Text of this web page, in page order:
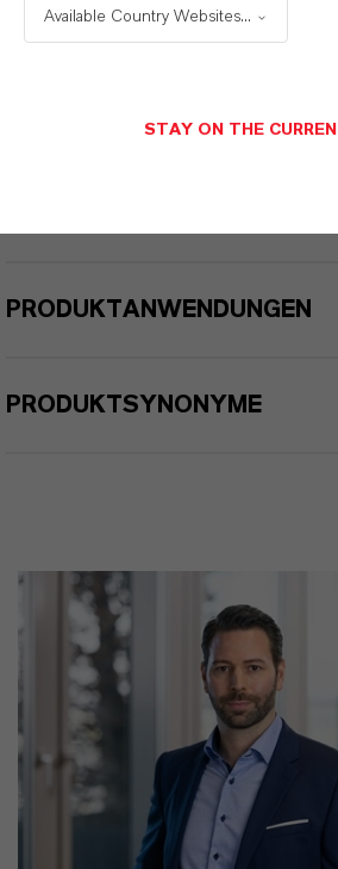
Masse
(CAS-Register Nummer)
PRODUKTANWENDUNGEN
PRODUKTSYNONYME
Available Country Websites...
STAY ON THE